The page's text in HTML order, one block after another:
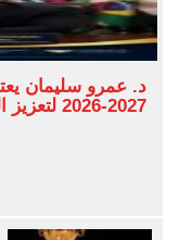
2026-2027 لتعزيز الحوكمة وتطوير التعليم الرياضي